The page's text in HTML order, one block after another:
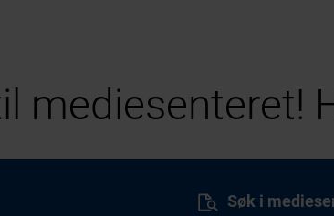
mediesenteret!
Søk i